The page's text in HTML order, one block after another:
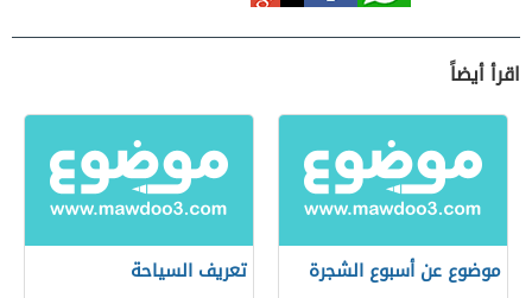
اقرأ أيضاً
موضوع عن أسبوع الشجرة تعريف السياحة